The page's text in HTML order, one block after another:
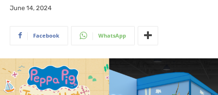
June 14, 2024
Facebook WhatsApp